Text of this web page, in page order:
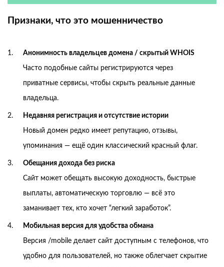
Признаки, что это мошенничество
Анонимность владельцев домена / скрытый WHOIS
Часто подобные сайты регистрируются через
приватные сервисы, чтобы скрыть реальные данные
владельца.
Недавняя регистрация и отсутствие истории
Новый домен редко имеет репутацию, отзывы,
упоминания — ещё один классический красный флаг.
Обещания дохода без риска
Сайт может обещать высокую доходность, быстрые
выплаты, автоматическую торговлю — всё это
заманивает тех, кто хочет “легкий заработок”.
Мобильная версия для удобства обмана
Версия /mobile делает сайт доступным с телефонов, что
удобно для пользователей, но также облегчает скрытие